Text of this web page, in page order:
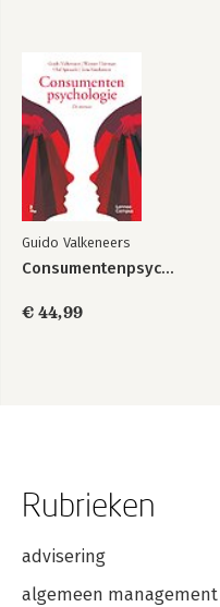
Guido Valkeneers
Consumentenpsychologie
€ 44,99
Rubrieken
advisering
algemeen management